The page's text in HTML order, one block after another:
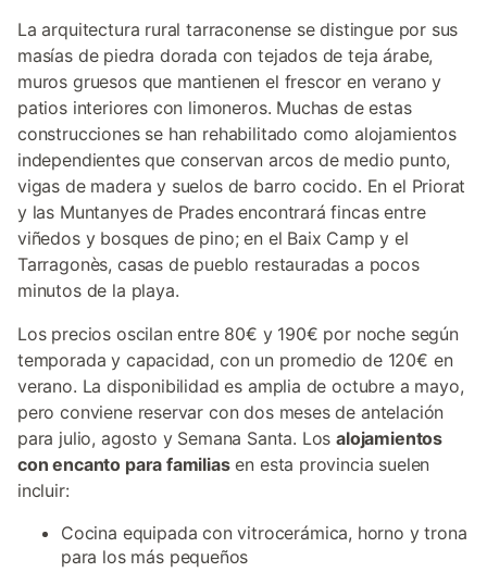
La arquitectura rural tarraconense se distingue por sus
masías de piedra dorada con tejados de teja árabe,
muros gruesos que mantienen el frescor en verano y
patios interiores con limoneros. Muchas de estas
construcciones se han rehabilitado como alojamientos
independientes que conservan arcos de medio punto,
vigas de madera y suelos de barro cocido. En el Priorat
y las Muntanyes de Prades encontrará fincas entre
viñedos y bosques de pino; en el Baix Camp y el
Tarragonès, casas de pueblo restauradas a pocos
minutos de la playa.
Los precios oscilan entre 80€ y 190€ por noche según
temporada y capacidad, con un promedio de 120€ en
verano. La disponibilidad es amplia de octubre a mayo,
pero conviene reservar con dos meses de antelación
para julio, agosto y Semana Santa. Losalojamientos
con encanto para familiasen esta provincia suelen
incluir:
Cocina equipada con vitrocerámica, horno y trona
para los más pequeños